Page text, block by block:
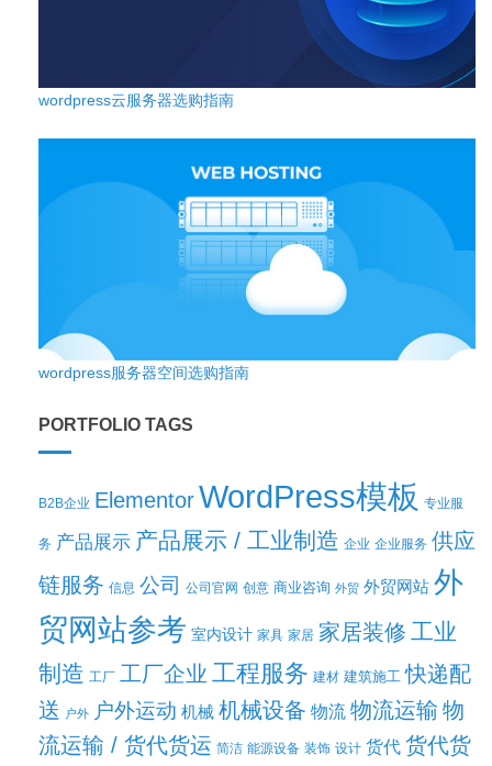
wordpress云服务器选购指南
wordpress服务器空间选购指南
PORTFOLIO TAGS
B2B企业 ElementorWordPress模板 专业服
务 产品展示 产品展示 / 工业制造 企业 企业服务 供应
链服务 信息 公司 公司官网 创意 商业咨询 外贸 外贸网站 外
贸网站参考 室内设计 家具 家居 家居装修 工业
制造 工厂 工厂企业 工程服务 建材 建筑施工 快递配
送
户外 户外运动 机械 机械设备 物流 物流运输 物
流运输 / 货代货运 简洁 能源设备 装饰 设计 货代 货代货